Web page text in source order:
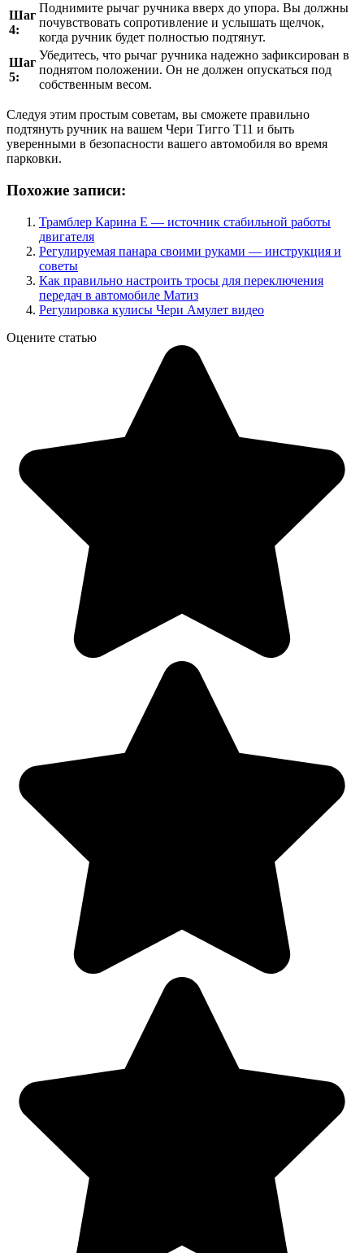
Шаг
4:
Поднимите рычаг ручника вверх до упора. Вы должны
почувствовать сопротивление и услышать щелчок,
когда ручник будет полностью подтянут.
Шаг
5:
Убедитесь, что рычаг ручника надежно зафиксирован в
поднятом положении. Он не должен опускаться под
собственным весом.
Следуя этим простым советам, вы сможете правильно
подтянуть ручник на вашем Чери Тигго Т11 и быть
уверенными в безопасности вашего автомобиля во время
парковки.
Похожие записи:
Трамблер Карина Е — источник стабильной работы
двигателя
Регулируемая панара своими руками — инструкция и
советы
Как правильно настроить тросы для переключения
передач в автомобиле Матиз
Регулировка кулисы Чери Амулет видео
Оцените статью